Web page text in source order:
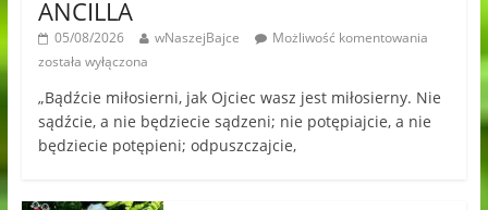
ANCILLA
05/08/2026 wNaszejBajce
Możliwość komentowania
została wyłączona
„Bądźcie miłosierni, jak Ojciec wasz jest miłosierny. Nie
sądźcie, a nie będziecie sądzeni; nie potępiajcie, a nie
będziecie potępieni; odpuszczajcie,